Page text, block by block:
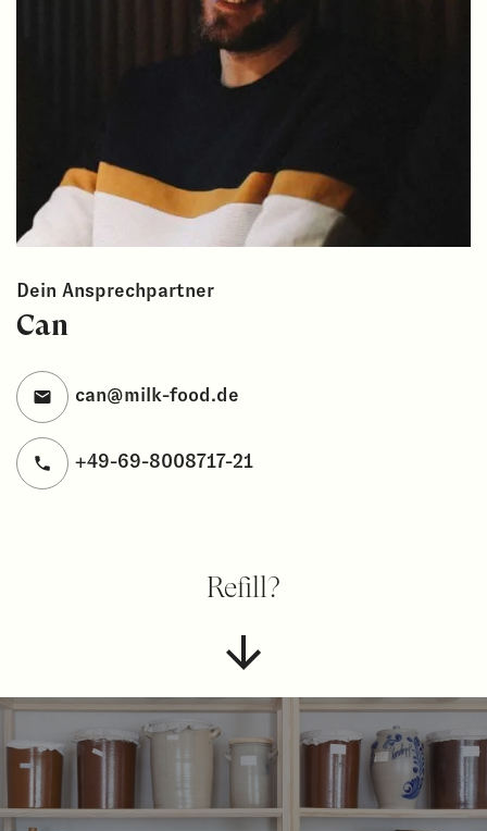
Dein Ansprechpartner
Can
can@milk-food.de
+49-69-8008717-21
Refill?